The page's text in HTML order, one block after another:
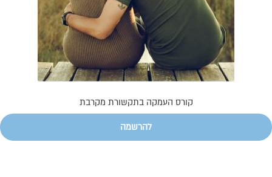
קורס העמקה בתקשורת מקרבת
להרשמה